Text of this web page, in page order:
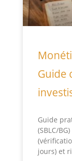
Guide
Guide
(SBLC/
jours) et